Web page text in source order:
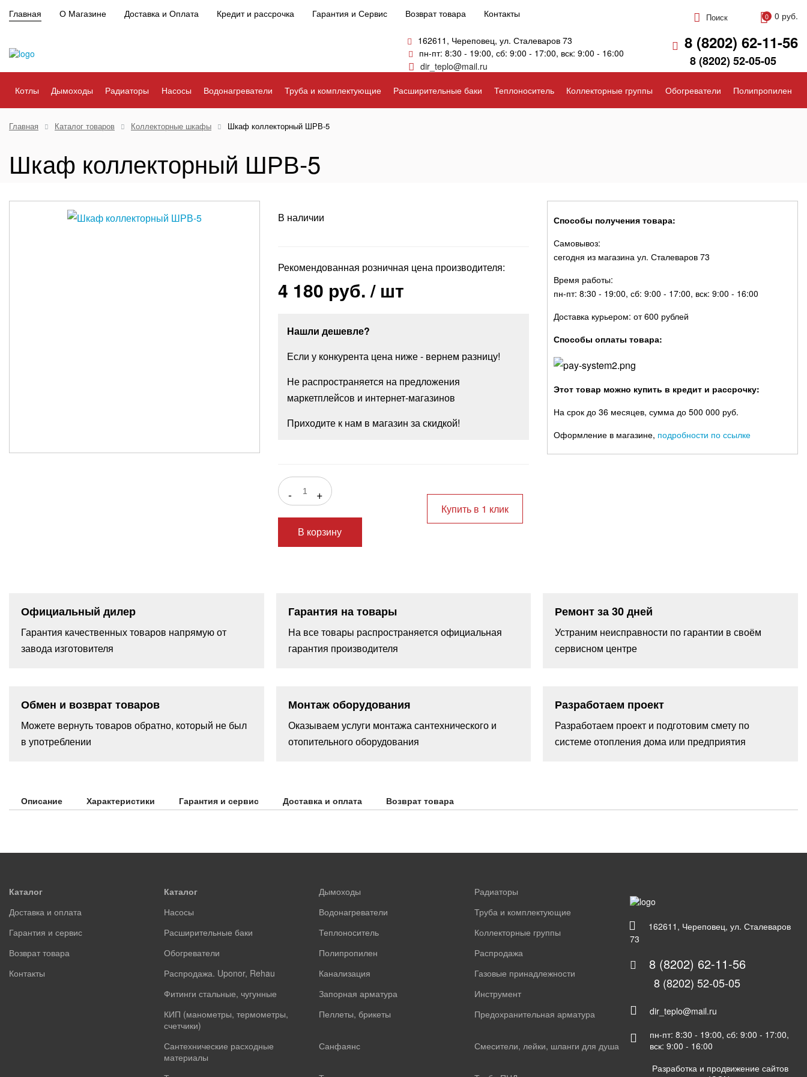
Главная О Магазине Доставка и Оплата Кредит и рассрочка Гарантия и Сервис Возврат товара Контакты Поиск 0 0 руб.
162611, Череповец, ул. Сталеваров 73
пн-пт: 8:30 - 19:00, сб: 9:00 - 17:00, вск: 9:00 - 16:00
dir_teplo@mail.ru
8 (8202) 62-11-56
8 (8202) 52-05-05
Котлы Дымоходы Радиаторы Насосы Водонагреватели Труба и комплектующие Расширительные баки Теплоноситель Коллекторные группы Обогреватели Полипропилен
Главная Каталог товаров Коллекторные шкафы Шкаф коллекторный ШРВ-5
Шкаф коллекторный ШРВ-5
В наличии
Рекомендованная розничная цена производителя:
4 180 руб./ шт
Нашли дешевле?
Если у конкурента цена ниже - вернем разницу!
Не распространяется на предложения
маркетплейсов и интернет-магазинов
Приходите к нам в магазин за скидкой!
- +
В корзину
Купить в 1 клик
Способы получения товара:
Самовывоз:
сегодня из магазина ул. Сталеваров 73
Время работы:
пн-пт: 8:30 - 19:00, сб: 9:00 - 17:00, вск: 9:00 - 16:00
Доставка курьером: от 600 рублей
Способы оплаты товара:
Этот товар можно купить в кредит и рассрочку:
На срок до 36 месяцев, сумма до 500 000 руб.
Оформление в магазине, подробности по ссылке
Официальный дилер
Гарантия качественных товаров напрямую от
завода изготовителя
Гарантия на товары
На все товары распространяется официальная
гарантия производителя
Ремонт за 30 дней
Устраним неисправности по гарантии в своём
сервисном центре
Обмен и возврат товаров
Можете вернуть товаров обратно, который не был
в употреблении
Монтаж оборудования
Оказываем услуги монтажа сантехнического и
отопительного оборудования
Разработаем проект
Разработаем проект и подготовим смету по
системе отопления дома или предприятия
Описание Характеристики Гарантия и сервис Доставка и оплата Возврат товара
Каталог
Доставка и оплата
Гарантия и сервис
Возврат товара
Контакты
Каталог Дымоходы
Радиаторы
Насосы
Водонагреватели
Труба и комплектующие
Расширительные баки
Теплоноситель
Коллекторные группы
Обогреватели
Полипропилен
Распродажа
Распродажа. Uponor, Rehau
Канализация
Газовые принадлежности
Фитинги стальные, чугунные
Запорная арматура
Инструмент
КИП (манометры, термометры,
счетчики)
Пеллеты, брикеты Предохранительная арматура
Сантехнические расходные
материалы
Санфаянс Смесители, лейки, шланги для душа
162611, Череповец, ул. Сталеваров
73
8 (8202) 62-11-56
8 (8202) 52-05-05
dir_teplo@mail.ru
пн-пт: 8:30 - 19:00, сб: 9:00 - 17:00,
вск: 9:00 - 16:00
Разработка и продвижение сайтов